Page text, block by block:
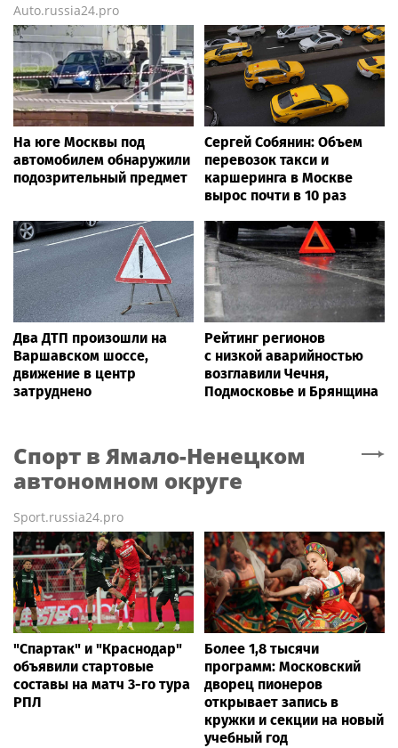
Auto.russia24.pro
На юге Москвы под
автомобилем обнаружили
подозрительный предмет
Сергей Собянин: Объем
перевозок такси и
каршеринга в Москве
вырос почти в 10 раз
Два ДТП произошли на
Варшавском шоссе,
движение в центр
затруднено
Рейтинг регионов
с низкой аварийностью
возглавили Чечня,
Подмосковье и Брянщина
Спорт в Ямало-Ненецком
автономном округе
Sport.russia24.pro
"Спартак" и "Краснодар"
объявили стартовые
составы на матч 3-го тура
РПЛ
Более 1,8 тысячи
программ: Московский
дворец пионеров
открывает запись в
кружки и секции на новый
учебный год